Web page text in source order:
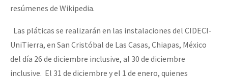
resúmenes de Wikipedia.
Las pláticas se realizarán en las instalaciones del CIDECI-
UniTierra, en San Cristóbal de Las Casas, Chiapas, México
del día 26 de diciembre inclusive, al 30 de diciembre
inclusive. El 31 de diciembre y el 1 de enero, quienes